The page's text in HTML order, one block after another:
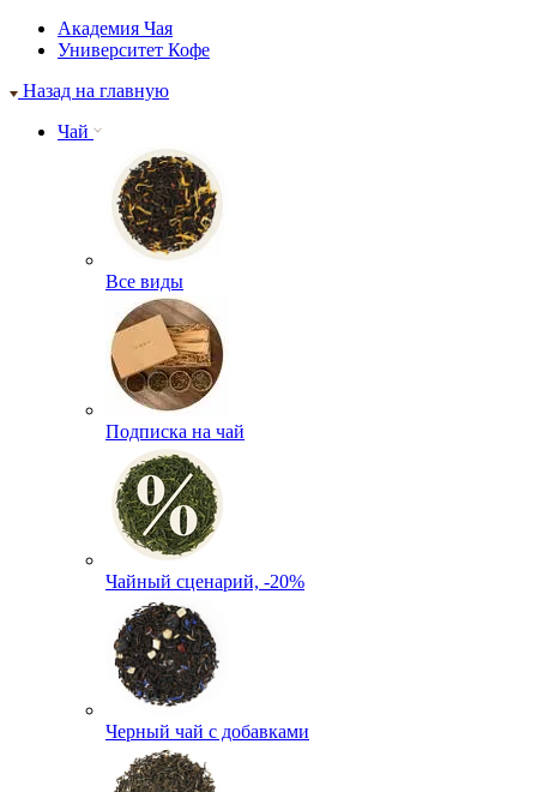
Академия Чая
Университет Кофе
Назад на главную
Чай
Все виды
Подписка на чай
Чайный сценарий, -20%
Черный чай с добавками